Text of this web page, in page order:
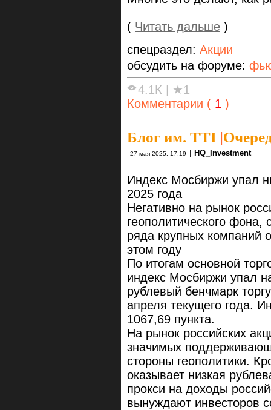
( Читать дальше )
спецраздел: Акции
обсудить на форуме:
4.1К | ★1
Комментарии ( 1 )
Блог им. TTI |
27 мая 2025, 17:19 | HQ_Investment
Индекс Мосбиржи упал
2025 года
Негативно на рынок
геополитического
ряда крупных компаний
этом году
По итогам основной
индекс Мосбиржи упал
рублевый бенчмарк
апреля текущего года.
1067,69 пункта.
На рынок российских
значимых
стороны геополитики.
оказывает низкая
прокси на доходы
вынуждают инвесторов